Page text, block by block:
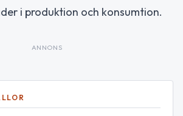
i produktion och konsumtion.
ANNONS